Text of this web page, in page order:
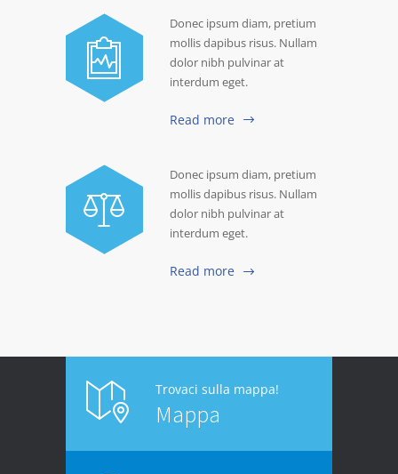
Donec ipsum diam, pretium
mollis dapibus risus. Nullam
dolor nibh pulvinar at
interdum eget.
Read more
Donec ipsum diam, pretium
mollis dapibus risus. Nullam
dolor nibh pulvinar at
interdum eget.
Read more
Trovaci sulla mappa!
Mappa